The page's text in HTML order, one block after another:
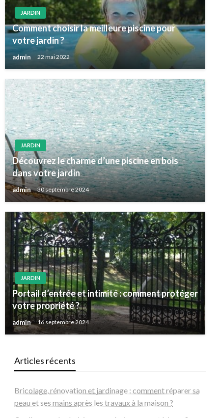
JARDIN
Comment choisir la meilleure piscine pour
votre jardin ?
admin 22 mai 2022
JARDIN
Découvrez le charme d’une piscine en bois
dans votre jardin
admin 30 septembre 2024
JARDIN
Portail d’entrée et intimité : comment protéger
votre propriété ?
admin 16 septembre 2024
Articles récents
Bricolage, rénovation et jardinage : comment réparer sa
peau et ses mains après les travaux à la maison ?